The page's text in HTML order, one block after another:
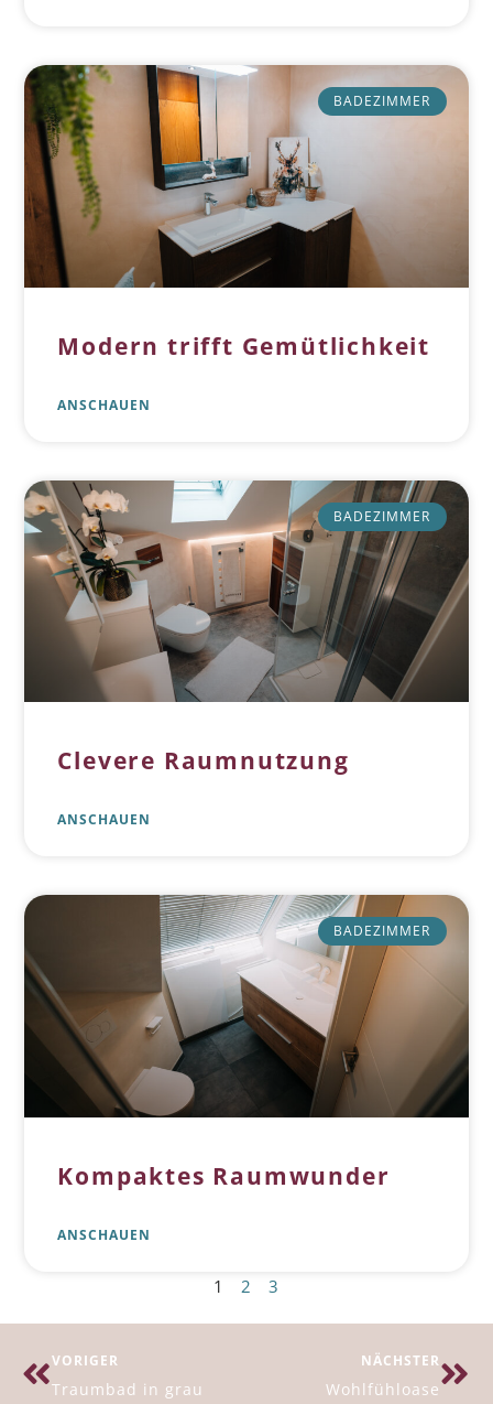
BADEZIMMER
Modern trifft Gemütlichkeit
ANSCHAUEN
BADEZIMMER
Clevere Raumnutzung
ANSCHAUEN
BADEZIMMER
Kompaktes Raumwunder
ANSCHAUEN
1 2 3
VORIGER
Traumbad in grau
NÄCHSTER
Wohlfühloase